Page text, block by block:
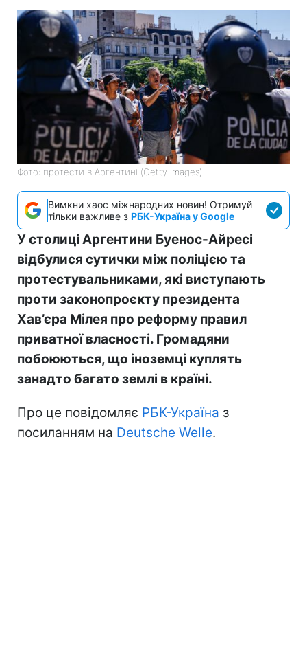
Фото: протести в Аргентині (Getty Images)
Вимкни хаос міжнародних новин! Отримуй
тільки важливе з РБК-Україна у Google
У столиці Аргентини Буенос-Айресі
відбулися сутички між поліцією та
протестувальниками, які виступають
проти законопроєкту президента
Хав’єра Мілея про реформу правил
приватної власності. Громадяни
побоюються, що іноземці куплять
занадто багато землі в країні.
Про це повідомляє РБК-Україна з
посиланням на Deutsche Welle.